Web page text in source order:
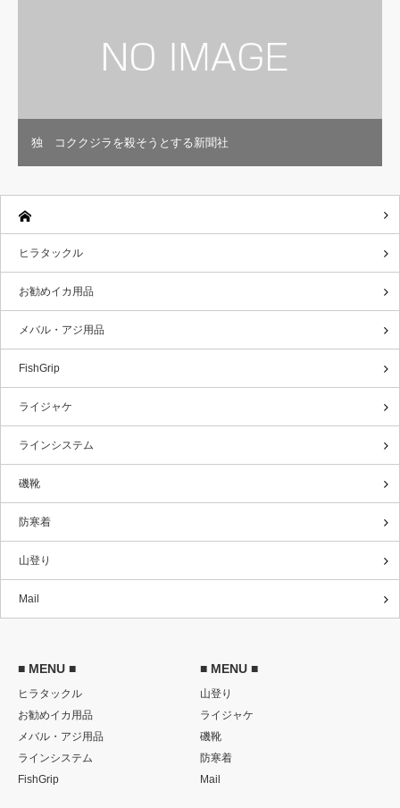
独 コククジラを殺そうとする新聞社
ヒラタックル
お勧めイカ用品
メバル・アジ用品
FishGrip
ライジャケ
ラインシステム
磯靴
防寒着
山登り
Mail
■ MENU ■
ヒラタックル
お勧めイカ用品
メバル・アジ用品
ラインシステム
FishGrip
■ MENU ■
山登り
ライジャケ
磯靴
防寒着
Mail